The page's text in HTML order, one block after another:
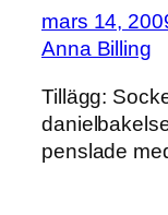
mars 14,
Anna Billing
Tillägg:
penslade